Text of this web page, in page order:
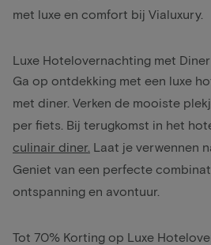
met luxe en comfort bij Vialuxury.
Luxe Hotelovernachting met
Ga op ontdekking met een luxe
met diner. Verken de mooiste
per fiets. Bij terugkomst in het
culinair diner. Laat je verwennen
Geniet van een perfecte
ontspanning en avontuur.
Tot 70% Korting op Luxe